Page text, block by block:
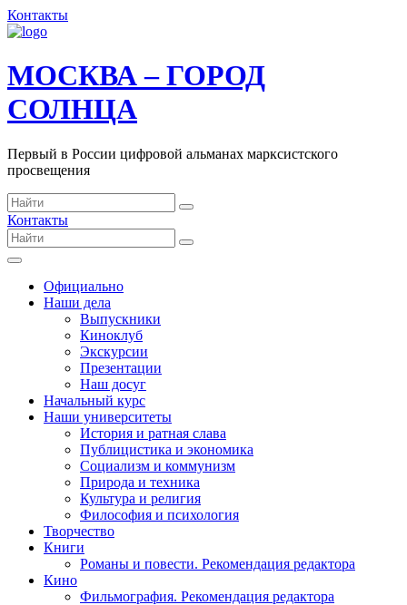
Контакты
МОСКВА – ГОРОД
СОЛНЦА
Первый в России цифровой альманах марксистского
просвещения
Контакты
Официально
Наши дела
Выпускники
Киноклуб
Экскурсии
Презентации
Наш досуг
Начальный курс
Наши университеты
История и ратная слава
Публицистика и экономика
Социализм и коммунизм
Природа и техника
Культура и религия
Философия и психология
Творчество
Книги
Романы и повести. Рекомендация редактора
Кино
Фильмография. Рекомендация редактора